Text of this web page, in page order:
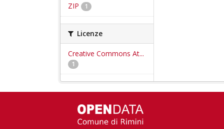
ZIP 1
Licenze
Creative Commons At...
1